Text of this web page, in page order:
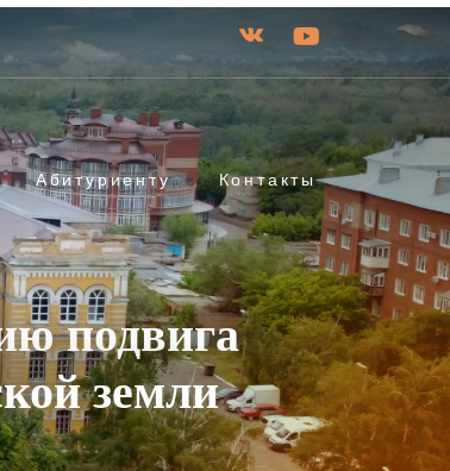
Абитуриенту Контакты
подвига
земли